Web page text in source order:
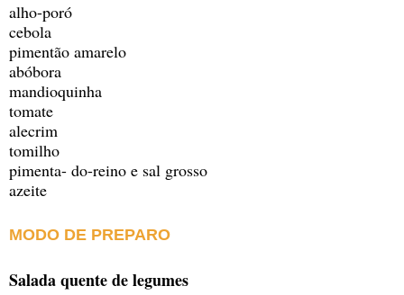
alho-poró
cebola
pimentão amarelo
abóbora
mandioquinha
tomate
alecrim
tomilho
pimenta- do-reino e sal grosso
azeite
MODO DE PREPARO
Salada quente de legumes